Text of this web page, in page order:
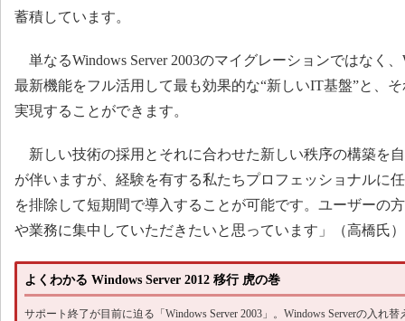
蓄積しています。
単なるWindows Server 2003のマイグレーションではなく、
最新機能をフル活用して最も効果的な“新しいIT基盤”と、
実現することができます。
新しい技術の採用とそれに合わせた新しい秩序の構築を
が伴いますが、経験を有する私たちプロフェッショナルに
を排除して短期間で導入することが可能です。ユーザーの
や業務に集中していただきたいと思っています」（高橋氏）
よくわかる Windows Server 2012 移行 虎の巻
サポート終了が目前に迫る「Windows Server 2003」。Windows Serverの入れ